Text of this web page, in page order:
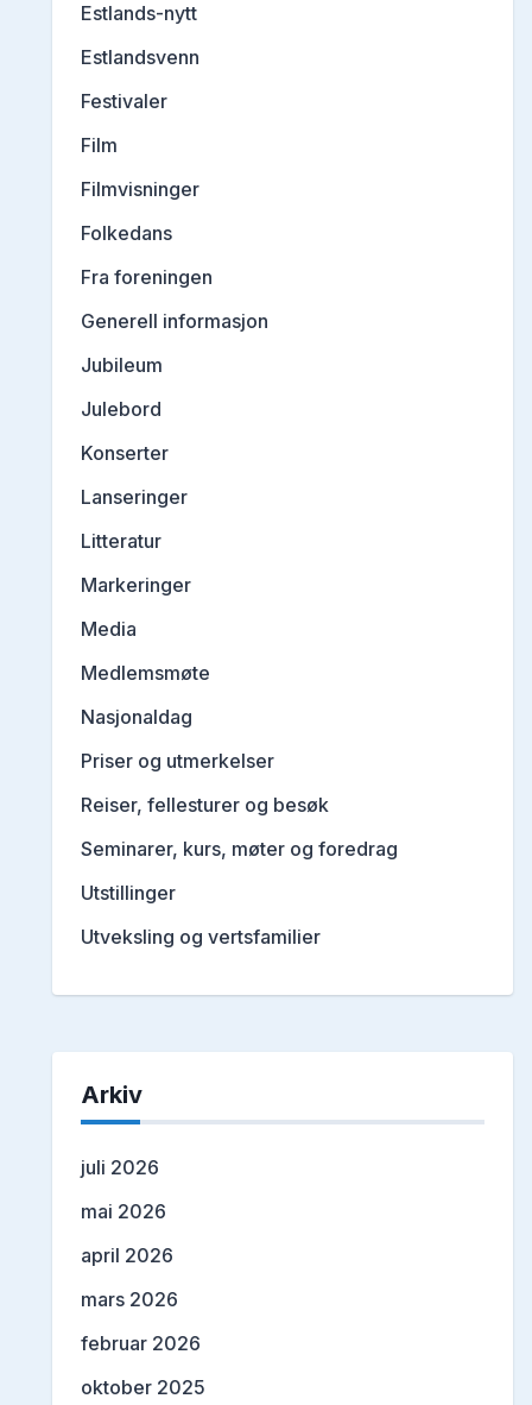
Estlands-nytt
Estlandsvenn
Festivaler
Film
Filmvisninger
Folkedans
Fra foreningen
Generell informasjon
Jubileum
Julebord
Konserter
Lanseringer
Litteratur
Markeringer
Media
Medlemsmøte
Nasjonaldag
Priser og utmerkelser
Reiser, fellesturer og besøk
Seminarer, kurs, møter og foredrag
Utstillinger
Utveksling og vertsfamilier
Arkiv
juli 2026
mai 2026
april 2026
mars 2026
februar 2026
oktober 2025